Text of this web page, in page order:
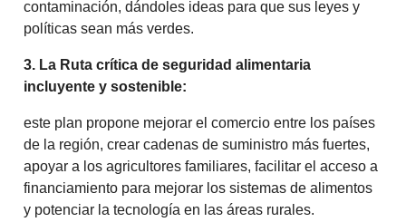
contaminación, dándoles ideas para que sus leyes y
políticas sean más verdes.
3. La Ruta crítica de seguridad alimentaria
incluyente y sostenible:
este plan propone mejorar el comercio entre los países
de la región, crear cadenas de suministro más fuertes,
apoyar a los agricultores familiares, facilitar el acceso a
financiamiento para mejorar los sistemas de alimentos
y potenciar la tecnología en las áreas rurales.